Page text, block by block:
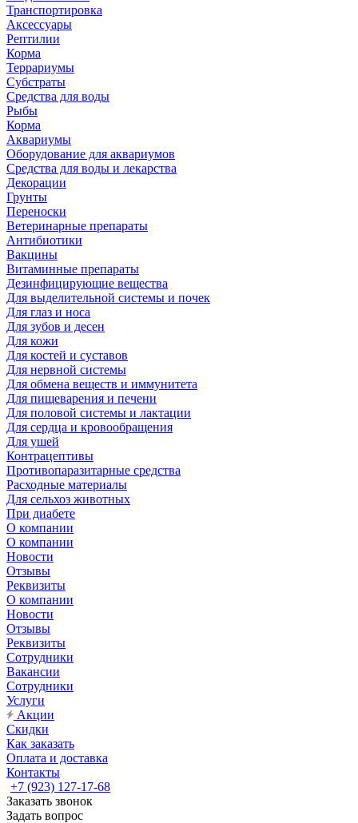
Транспортировка
Аксессуары
Рептилии
Корма
Террариумы
Субстраты
Средства для воды
Рыбы
Корма
Аквариумы
Оборудование для аквариумов
Средства для воды и лекарства
Декорации
Грунты
Переноски
Ветеринарные препараты
Антибиотики
Вакцины
Витаминные препараты
Дезинфицирующие вещества
Для выделительной системы и почек
Для глаз и носа
Для зубов и десен
Для кожи
Для костей и суставов
Для нервной системы
Для обмена веществ и иммунитета
Для пищеварения и печени
Для половой системы и лактации
Для сердца и кровообращения
Для ушей
Контрацептивы
Противопаразитарные средства
Расходные материалы
Для сельхоз животных
При диабете
О компании
О компании
Новости
Отзывы
Реквизиты
О компании
Новости
Отзывы
Реквизиты
Сотрудники
Вакансии
Сотрудники
Услуги
Акции
Скидки
Как заказать
Оплата и доставка
Контакты
+7 (923) 127-17-68
Заказать звонок
Задать вопрос